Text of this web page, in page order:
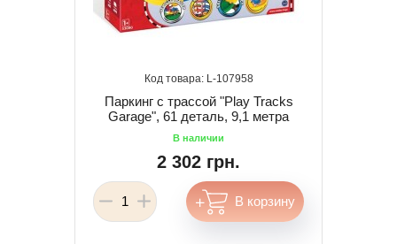
107958
Паркинг с трассой "Play Tracks
Garage", 61 деталь, 9,1 метра
2 302 грн.